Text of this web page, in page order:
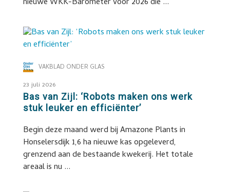
VAKBLAD ONDER GLAS
23 juli 2026
Bas van Zijl: ‘Robots maken ons werk
stuk leuker en efficiënter’
Begin deze maand werd bij Amazone Plants in
Honselersdijk 1,6 ha nieuwe kas opgeleverd,
grenzend aan de bestaande kwekerij. Het totale
areaal is nu ...